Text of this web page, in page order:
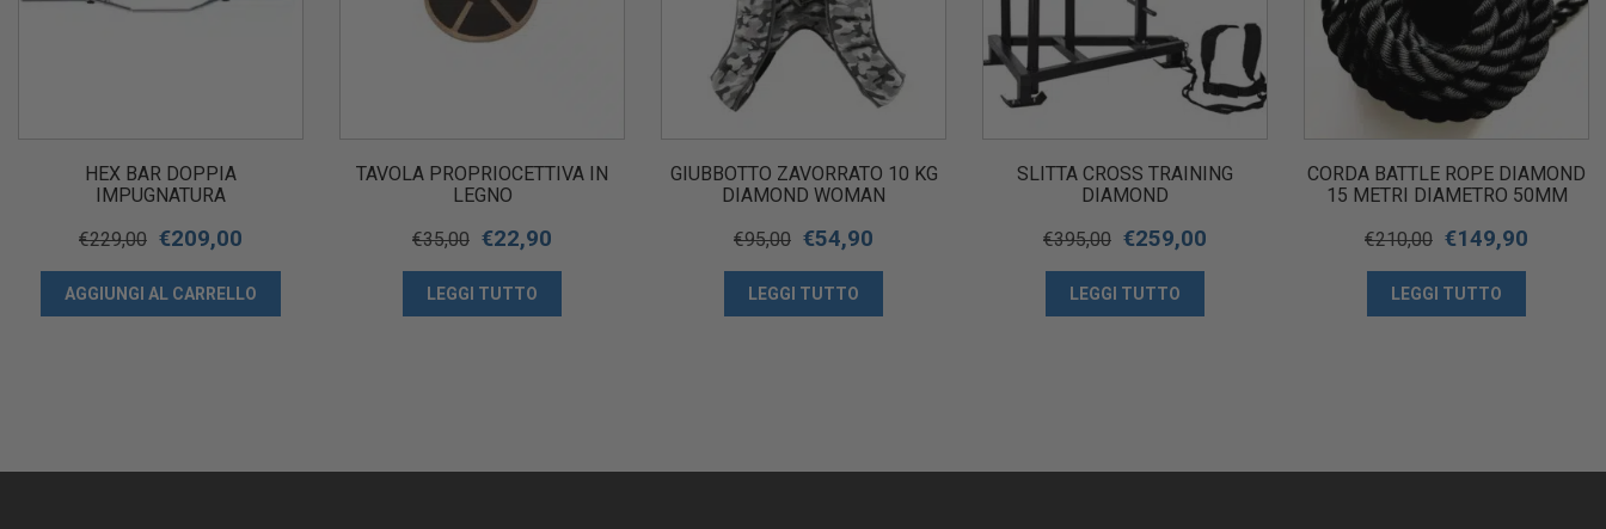
HEX BAR DOPPIA
IMPUGNATURA
€229,00 €209,00
AGGIUNGI AL CARRELLO
TAVOLA PROPRIOCETTIVA IN
LEGNO
€35,00 €22,90
LEGGI TUTTO
GIUBBOTTO ZAVORRATO 10 KG
DIAMOND WOMAN
€95,00 €54,90
LEGGI TUTTO
SLITTA CROSS TRAINING
DIAMOND
€395,00 €259,00
LEGGI TUTTO
CORDA BATTLE ROPE DIAMOND
15 METRI DIAMETRO 50MM
€210,00 €149,90
LEGGI TUTTO